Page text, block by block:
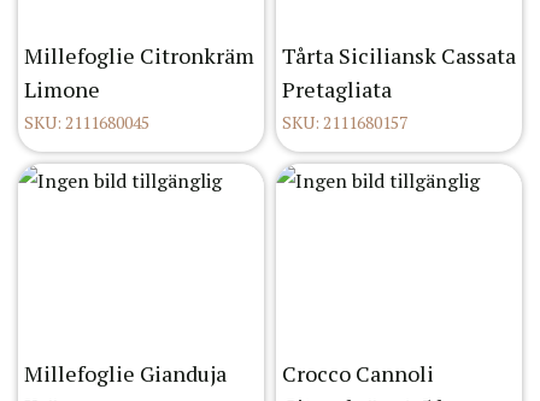
Millefoglie Citronkräm
Limone
SKU: 2111680045
Tårta Siciliansk Cassata
Pretagliata
SKU: 2111680157
Millefoglie Gianduja
Crocco Cannoli